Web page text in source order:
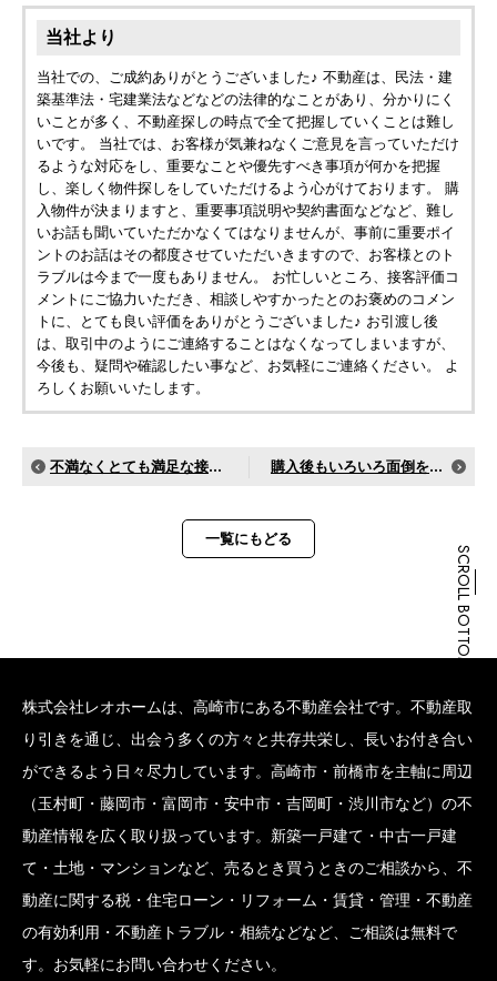
当社より
当社での、ご成約ありがとうございました♪ 不動産は、民法・建
築基準法・宅建業法などなどの法律的なことがあり、分かりにく
いことが多く、不動産探しの時点で全て把握していくことは難し
いです。 当社では、お客様が気兼ねなくご意見を言っていただけ
るような対応をし、重要なことや優先すべき事項が何かを把握
し、楽しく物件探しをしていただけるよう心がけております。 購
入物件が決まりますと、重要事項説明や契約書面などなど、難し
いお話も聞いていただかなくてはなりませんが、事前に重要ポイ
ントのお話はその都度させていただいきますので、お客様とのト
ラブルは今まで一度もありません。 お忙しいところ、接客評価コ
メントにご協力いただき、相談しやすかったとのお褒めのコメン
トに、とても良い評価をありがとうございました♪ お引渡し後
は、取引中のようにご連絡することはなくなってしまいますが、
今後も、疑問や確認したい事など、お気軽にご連絡ください。 よ
ろしくお願いいたします。
不満なくとても満足な接客でした 購入後もいろいろ面倒を見て下さいます
一覧にもどる
株式会社レオホームは、高崎市にある不動産会社です。不動産取
り引きを通じ、出会う多くの方々と共存共栄し、長いお付き合い
ができるよう日々尽力しています。高崎市・前橋市を主軸に周辺
（玉村町・藤岡市・富岡市・安中市・吉岡町・渋川市など）の不
動産情報を広く取り扱っています。新築一戸建て・中古一戸建
て・土地・マンションなど、売るとき買うときのご相談から、不
動産に関する税・住宅ローン・リフォーム・賃貸・管理・不動産
の有効利用・不動産トラブル・相続などなど、ご相談は無料で
す。お気軽にお問い合わせください。
SCROLL BOTTOM